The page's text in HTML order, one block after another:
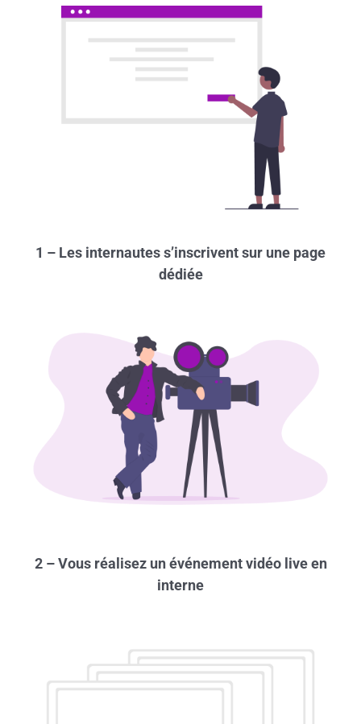
1 – Les internautes s’inscrivent sur une page
dédiée
2 – Vous réalisez un événement vidéo live en
interne